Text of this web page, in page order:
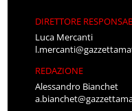
DIRETTORE
Luca Mercanti
REDAZIONE
Alessandro Bianchet